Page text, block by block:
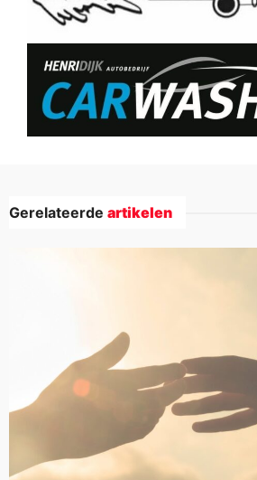
Gerelateerde artikelen